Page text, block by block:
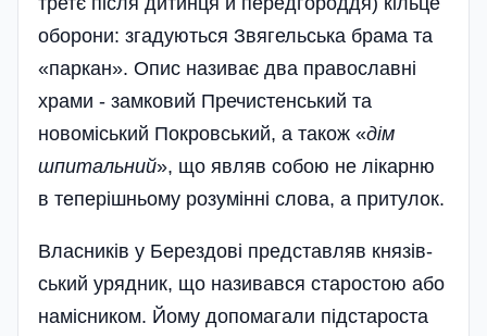
оборони: згадуються Звягельська брама та
«паркан». Опис називає два православні
храми - замковий Пречистенський та
новоміський Покровський, а також «дім
шпитальний», що явля­в собою не лікарню
в теперішньому розумінні слова, а притулок.
Власників у Берездові представляв князів­
ський урядник, що називався старостою або
намісником. Йому допомагали підстароста